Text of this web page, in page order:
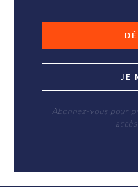
JE
Abonnez-vous pour